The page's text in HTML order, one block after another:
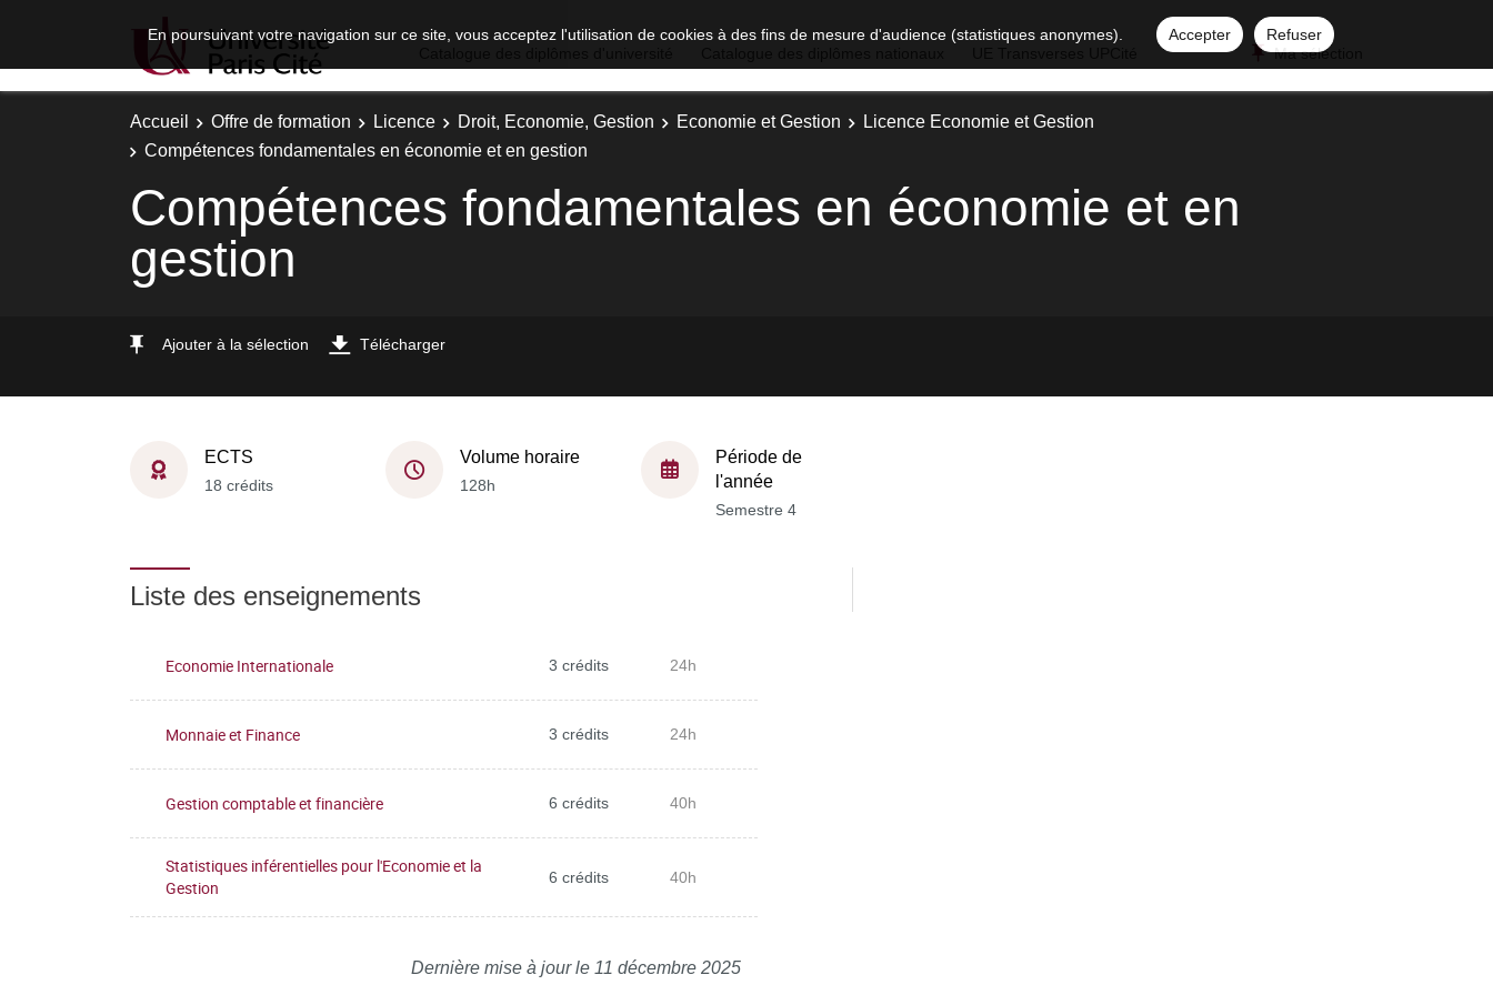
En poursuivant votre navigation sur ce site, vous acceptez l'utilisation de cookies à des fins de mesure d'audience (statistiques anonymes). Accepter
Refuser
Ma sélection
Accueil Offre de formation Licence Droit, Economie, Gestion Economie et Gestion
Licence Economie et Gestion
Compétences fondamentales en économie et en gestion
Compétences fondamentales en économie et en
gestion
Ajouter à la sélection Télécharger
ECTS
18 crédits
Volume horaire
128h
Période de
l'année
Semestre 4
Liste des enseignements
Economie Internationale 3 crédits 24h
Monnaie et Finance 3 crédits 24h
Gestion comptable et financière 6 crédits 40h
Statistiques inférentielles pour l'Economie et la
Gestion
6 crédits 40h
Dernière mise à jour le 11 décembre 2025